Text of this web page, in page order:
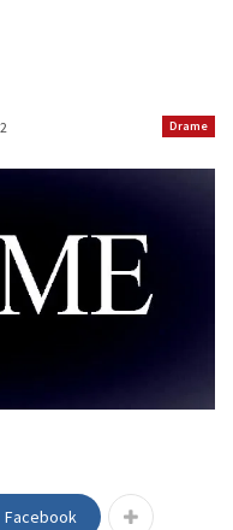
Drame
Facebook